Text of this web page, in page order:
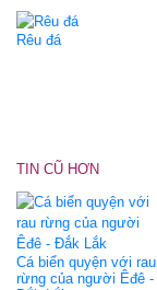
Rêu đá
TIN CŨ HƠN
Cá biển quyện với rau
rừng của người Êđê -